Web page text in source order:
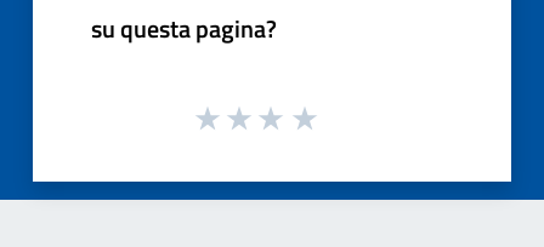
su questa pagina?